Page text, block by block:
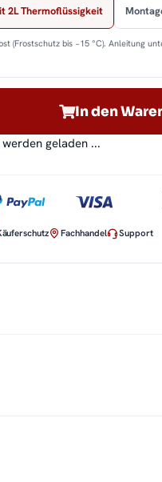
2L Thermoflüssigkeit
(Frostschutz bis −15 °C). Anleitung
In den
geladen ...
Fachhandel Support